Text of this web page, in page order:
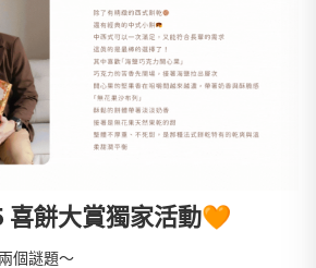
餅大賞獨家活動🧡
個謎題～